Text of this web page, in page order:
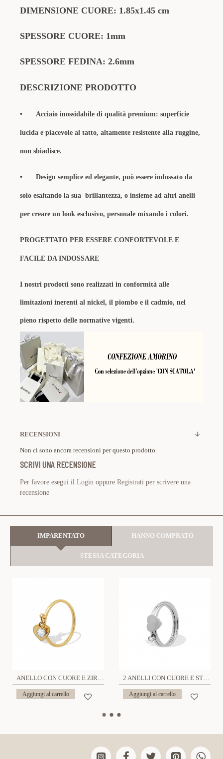
DIMENSIONE CUORE: 1.85x1.45 cm
SPESSORE CUORE: 1mm
SPESSORE FEDINA: 2.6mm
DESCRIZIONE PRODOTTO
• Acciaio inossidabile di qualità premium: superficie
lucida e piacevole al tatto, altamente resistente alla ruggine,
non sbiadisce.
• Design semplice ed elegante, può essere indossato da
solo esaltando la sua brillantezza, o insieme ad altri anelli
per creare un look esclusivo, personale mixando i colori.
PROGETTATO PER ESSERE CONFORTEVOLE E
FACILE DA INDOSSARE
I nostri prodotti sono realizzati in conformità alle
limitazioni inerenti al nickel, il piombo e il cadmio, nel
pieno rispetto delle normative vigenti.
RECENSIONI
Non ci sono ancora recensioni per questo prodotto.
SCRIVI UNA RECENSIONE
Per favore esegui il Login oppure Registrati per scrivere una
recensione
IMPARENTATO HANNO COMPRATO
STESSA CATEGORIA
ANELLO CON CUORE E ZIRCONE - XP2248D498
Aggiungi al carrello
2 ANELLI CON CUORE E STRASS - XP2248D508
Aggiungi al carrello